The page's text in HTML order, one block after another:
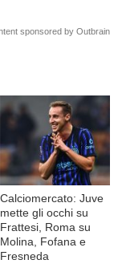
sponsored by Outbrain
Calciomercato: Juve
mette gli occhi su
Frattesi, Roma su
Molina, Fofana e
Fresneda